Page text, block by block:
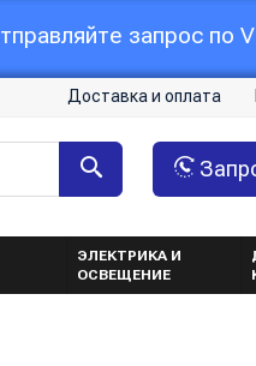
запрос по
Доставка и оплата
ЭЛЕКТРИКА И
ОСВЕЩЕНИЕ